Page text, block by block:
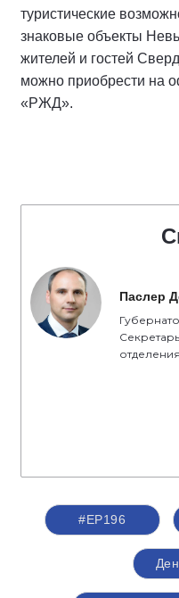
туристические
знаковые объекты
жителей и гостей
можно приобрести на
«РЖД».
Паслер
#ЕР196